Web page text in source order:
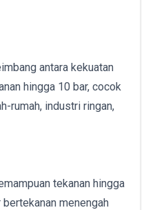
antara kekuatan
hingga 10 bar, cocok
rumah, industri ringan,
tekanan hingga
menengah